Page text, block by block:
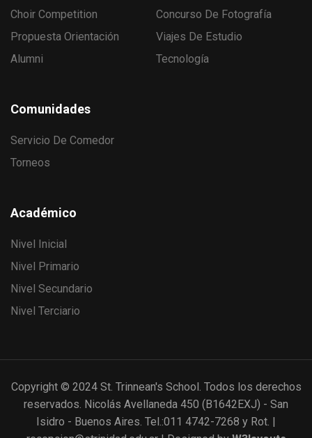
Académico
Nivel Inicial
Nivel Primario
Nivel Secundario
Nivel Terciario
Choir Competition
Concurso De Fotografía
Propuesta Orientación
Viajes De Estudio
Alumni
Tecnología
Comunidades
Servicio De Comedor
Torneos
Copyright © 2024 St. Trinnean's School. Todos los derechos
reservados. Nicolás Avellaneda 450 (B1642EXJ) - San
Isidro - Buenos Aires. Tel.:011 4742-7268 y Rot. |